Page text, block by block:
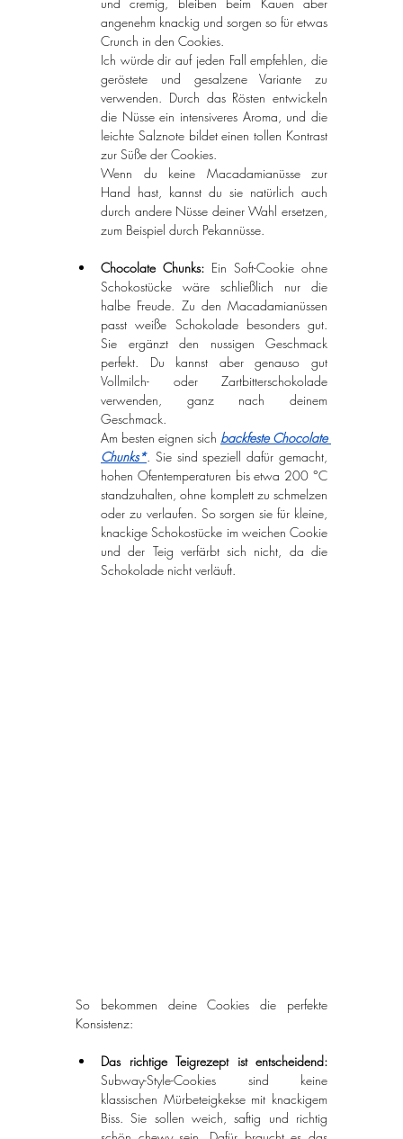
angenehm knackig und sorgen so für etwas
Crunch in den Cookies.
Ich würde dir auf jeden Fall empfehlen, die
geröstete und gesalzene Variante zu
verwenden. Durch das Rösten entwickeln
die Nüsse ein intensiveres Aroma, und die
leichte Salznote bildet einen tollen Kontrast
zur Süße der Cookies.
Wenn du keine Macadamianüsse zur
Hand hast, kannst du sie natürlich auch
durch andere Nüsse deiner Wahl ersetzen,
zum Beispiel durch Pekannüsse.
Chocolate Chunks: Ein Soft-Cookie ohne
Schokostücke wäre schließlich nur die
halbe Freude. Zu den Macadamianüssen
passt weiße Schokolade besonders gut.
Sie ergänzt den nussigen Geschmack
perfekt. Du kannst aber genauso gut
Vollmilch- oder Zartbitterschokolade
verwenden, ganz nach deinem
Geschmack.
Am besten eignen sich backfeste Chocolate
Chunks*. Sie sind speziell dafür gemacht,
hohen Ofentemperaturen bis etwa 200 °C
standzuhalten, ohne komplett zu schmelzen
oder zu verlaufen. So sorgen sie für kleine,
knackige Schokostücke im weichen Cookie
und der Teig verfärbt sich nicht, da die
Schokolade nicht verläuft.
So bekommen deine Cookies die perfekte
Konsistenz:
Subway-Style-Cookies sind keine
klassischen Mürbeteigkekse mit knackigem
Biss. Sie sollen weich, saftig und richtig